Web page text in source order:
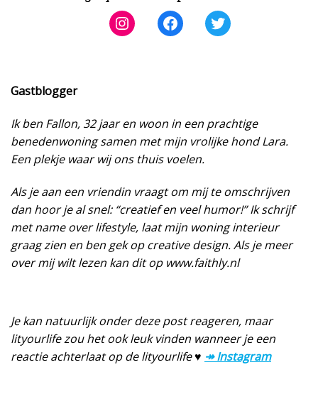
InstagramFacebookTwitter
Gastblogger
Ik ben Fallon, 32 jaar en woon in een prachtige
benedenwoning samen met mijn vrolijke hond Lara.
Een plekje waar wij ons thuis voelen.
Als je aan een vriendin vraagt om mij te omschrijven
dan hoor je al snel: “creatief en veel humor!” Ik schrijf
met name over lifestyle, laat mijn woning interieur
graag zien en ben gek op creative design. Als je meer
over mij wilt lezen kan dit op www.faithly.nl
Je kan natuurlijk onder deze post reageren, maar
lityourlife zou het ook leuk vinden wanneer je een
reactie achterlaat op de lityourlife ♥ ↠ Instagram